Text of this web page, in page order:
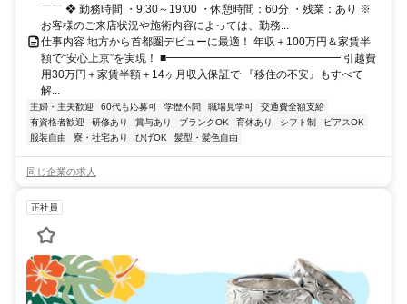
￣￣ ❖ 勤務時間 ・9:30～19:00 ・休憩時間：60分 ・残業：あり ※
お客様のご来店状況や施術内容によっては、勤務...
仕事内容 地方から首都圏デビューに最適！ 年収＋100万円＆家賃半
額で“安心上京”を実現！ ■━━━━━━━━━━━━━━━━ 引越費
用30万円＋家賃半額＋14ヶ月収入保証で 『移住の不安』もすべて
解...
主婦・主夫歓迎 60代も応募可 学歴不問 職場見学可
交通費全額支給
有資格者歓迎
研修あり 賞与あり ブランクOK 育休あり シフト制
ピアスOK
服装自由
寮・社宅あり ひげOK 髪型・髪色自由
同じ企業の求人
正社員